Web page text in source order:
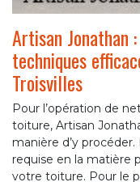
Artisan Jonathan
techniques
Troisvilles
Pour l’opération de
toiture, Artisan
manière d’y
requise en la matière
votre toiture. Pour le